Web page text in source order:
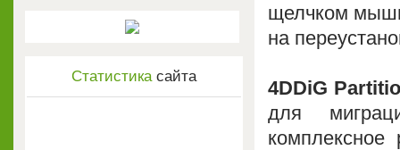
щелчком
на
4DDiG
для
Статистикасайта